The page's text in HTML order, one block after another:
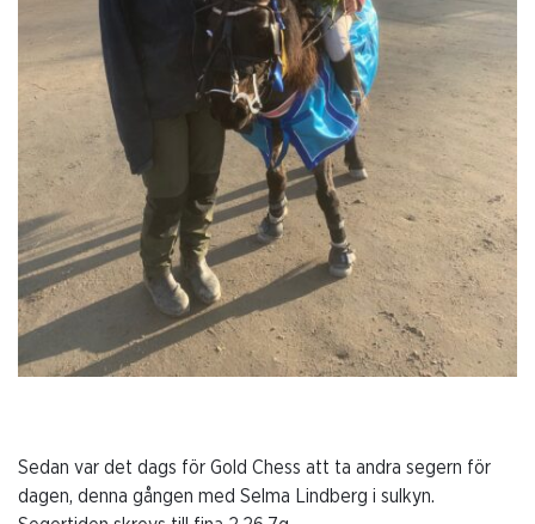
Sedan var det dags för Gold Chess att ta andra segern för
dagen, denna gången med Selma Lindberg i sulkyn.